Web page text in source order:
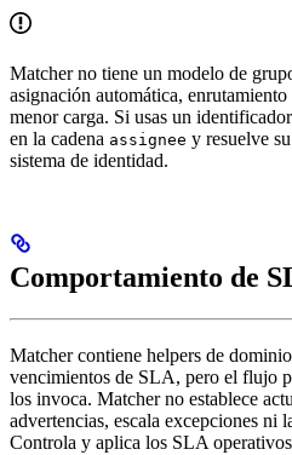
Matcher no tiene un modelo de
asignación automática,
menor carga. Si usas un
en la cadena assignee y resuelve
sistema de identidad.
Comportamiento de
Matcher contiene helpers de
vencimientos de SLA, pero el flujo
los invoca. Matcher no establece
advertencias, escala excepciones ni
Controla y aplica los SLA